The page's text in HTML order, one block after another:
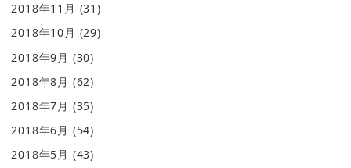
2018年11月 (31)
2018年10月 (29)
2018年9月 (30)
2018年8月 (62)
2018年7月 (35)
2018年6月 (54)
2018年5月 (43)